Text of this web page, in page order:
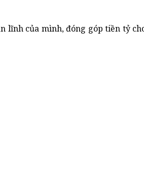
lĩnh của mình, đóng góp tiền tỷ